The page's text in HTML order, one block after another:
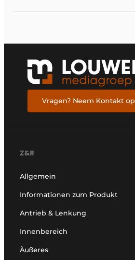
Vragen? Neem Kontakt op
Z&R
Allgemein
Informationen zum Produkt
Antrieb & Lenkung
Innenbereich
Äußeres